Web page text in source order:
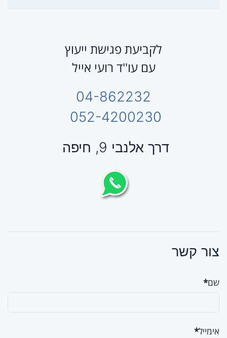
לקביעת פגישת ייעוץ
עם עו''ד רועי אייל
04-862232
052-4200230
דרך אלנבי 9, חיפה
צור קשר
שם*
אימייל*